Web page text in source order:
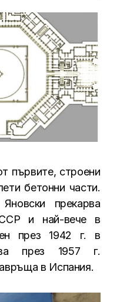
първите, строени
бетонни части.
прекарва
и най-вече в
през 1942 г. в
през 1957 г.
в Испания.